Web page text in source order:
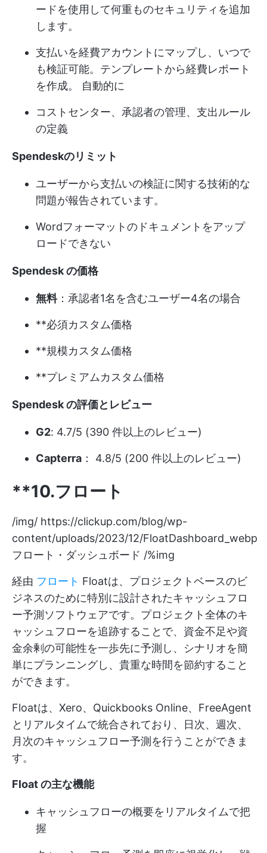
ードを使用して何重ものセキュリティを追加
します。
支払いを経費アカウントにマップし、いつで
も検証可能。 テンプレートから経費レポート
を作成。
自動的に
コストセンター、承認者の管理、支出ルール
の定義
Spendeskのリミット
ユーザーから支払いの検証に関する技術的な
問題が報告されています。
Wordフォーマットのドキュメントをアップ
ロードできない
Spendesk の価格
無料：承認者1名を含むユーザー4名の場合
**必須カスタム価格
**規模カスタム価格
**プレミアムカスタム価格
Spendesk の評価とレビュー
G2: 4.7/5 (390 件以上のレビュー)
Capterra ： 4.8/5 (200 件以上のレビュー)
**10.フロート
/img/ https://clickup.com/blog/wp-
content/uploads/2023/12/FloatDashboard_webp
フロート・ダッシュボード /%img
経由 フロート Floatは、プロジェクトベースのビ
ジネスのために特別に設計されたキャッシュフロ
ー予測ソフトウェアです。プロジェクト全体のキ
ャッシュフローを追跡することで、資金不足や資
金余剰の可能性を一歩先に予測し、シナリオを簡
単にプランニングし、貴重な時間を節約すること
ができます。
Floatは、Xero、Quickbooks Online、FreeAgent
とリアルタイムで統合されており、日次、週次、
月次のキャッシュフロー予測を行うことができま
す。
Float の主な機能
キャッシュフローの概要をリアルタイムで把
握